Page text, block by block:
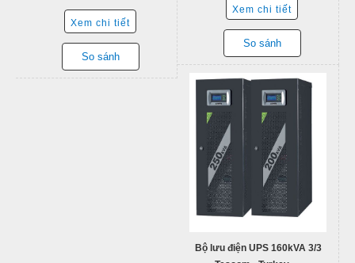
Xem chi tiết
So sánh
Xem chi tiết
So sánh
Bộ lưu điện UPS 160kVA 3/3